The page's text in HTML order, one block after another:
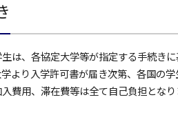
は、各協定大学等が指定する手続き
より入学許可書が届き次第、各国の
費用、滞在費等は全て自己負担となり